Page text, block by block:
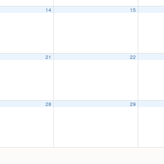
14 15
21 22
28 29